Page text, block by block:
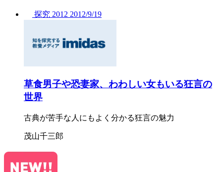
探究 2012 2012/9/19
草食男子や恐妻家、わわしい女もいる狂言の
世界
古典が苦手な人にもよく分かる狂言の魅力
茂山千三郎